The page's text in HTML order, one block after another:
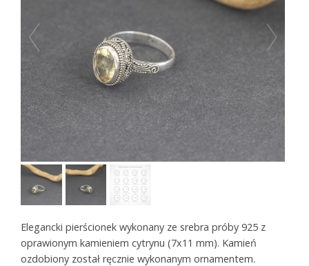
Elegancki pierścionek wykonany ze srebra próby 925 z
oprawionym kamieniem cytrynu (7x11 mm). Kamień
ozdobiony został ręcznie wykonanym ornamentem.